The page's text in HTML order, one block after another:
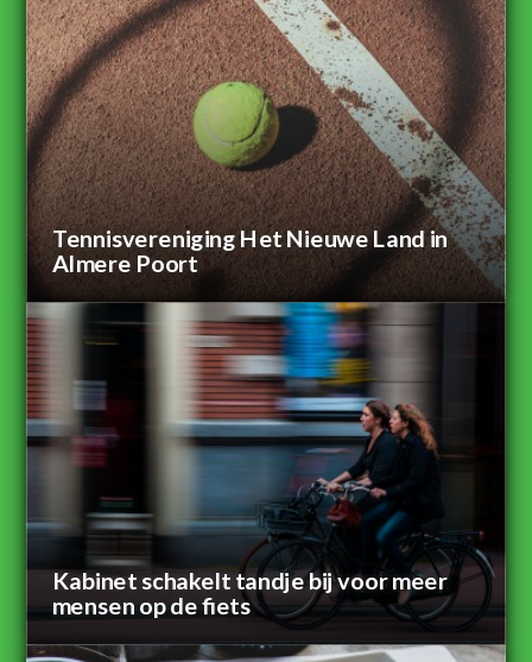
Tennisvereniging Het Nieuwe Land in
Almere Poort
Kabinet schakelt tandje bij voor meer
mensen op de fiets